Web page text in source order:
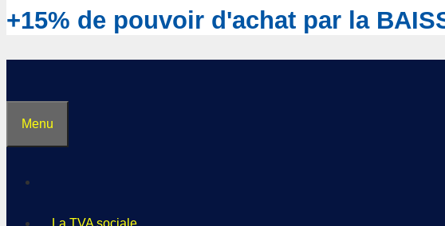
+15% de pouvoir d'achat par la
Menu
La TVA sociale